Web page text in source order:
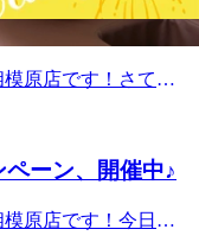
まりやすい時期です
式ストレッチを受け
きがありましたら受
せください♪【8月9
10日(月)の空き状
20～ ペアでのご案
ちしております
の空き状況♪
模原店です！さて、
おりますので、お気
空き状況】・１
案内も可能です！・
００～ ペアでのご
ペーン、開催中♪
模原店です！今日か